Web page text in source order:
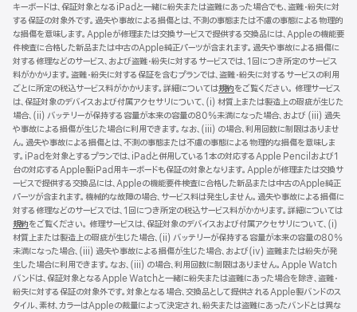
キーボードは、保証対象となるiPadと一緒に紛失または盗難にあった場合でも、盗難・紛失に対
する保証の対象外です。過失や事故による損傷とは、不測の事態または不慮の事態による物理的
な損傷を意味します。Appleが修理または交換サービスで提供する交換品には、Appleの機能要
件検査に合格した新品または中古のApple純正パーツが含まれます。過失や事故による損傷に
対する修理などのサービス、および盗難・紛失に対するサービスでは、1回につき所定のサービス
料がかかります。盗難・紛失に対する保証を含むプランでは、盗難・紛失に対するサービスの利用
ごとに所定の税込サービス料がかかります。詳細については規約（新
規
ウ
イ
ン
ド
ウ
で
開
き
ま
す）
をご覧ください。 修理サービス
は、保証対象のデバイスおよび付属アクセサリについて、(i) 材質上または製造上の瑕疵が生じた
場合、(ii) バッテリーが保持する容量が本来の容量の80%未満になった場合、および (iii) 過失
や事故による損傷が生じた場合に利用できます。なお、(iii) の場合、利用回数に制限はありませ
ん。過失や事故による損傷とは、不測の事態または不慮の事態による物理的な損傷を意味しま
す。iPadを対象とするプランでは、iPadと併用している1本の対応するApple Pencilおよび1
台の対応するApple製iPad用キーボードも保証の対象となります。Appleが修理または交換サ
ービスで提供する交換品には、Appleの機能要件検査に合格した新品または中古のApple純正
パーツが含まれます。機械的な故障の場合、サービス料は発生しません。過失や事故による損傷に
対する修理などのサービスでは、1回につき所定の税込サービス料がかかります。詳細については
規約（新
規
ウ
イ
ン
ド
ウ
をご覧ください。 修理サービスは、保証対象のデバイスおよび付属アクセサリについて、(i)
材質上または製造上の瑕疵が生じた場合、(ii) バッテリーが保持する容量が本来の容量の80%
未満になった場合、(iii) 過失や事故による損傷が生じた場合、および(iv) 盗難または紛失が発
生した場合に利用できます。なお、(iii) の場合、利用回数に制限はありません。Apple Watch
バンドは、保証対象となるApple Watchと一緒に紛失または盗難にあった場合を除き、盗難・
紛失に対する保証の対象外です。対象となる場合、交換品として提供されるApple製バンドのス
タイル、素材、カラーはAppleの裁量によって決定され、紛失または盗難にあったバンドとは異な